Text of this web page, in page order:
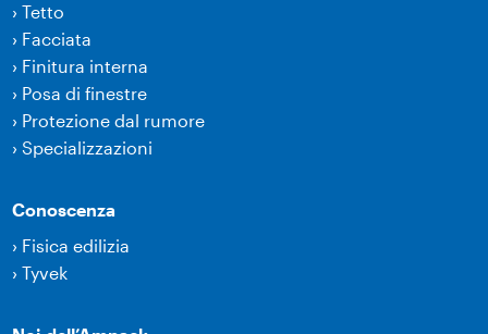
›Tetto
› Facciata
› Finitura interna
› Posa di finestre
› Protezione dal rumore
›Specializzazioni
Conoscenza
› Fisica edilizia
›Tyvek